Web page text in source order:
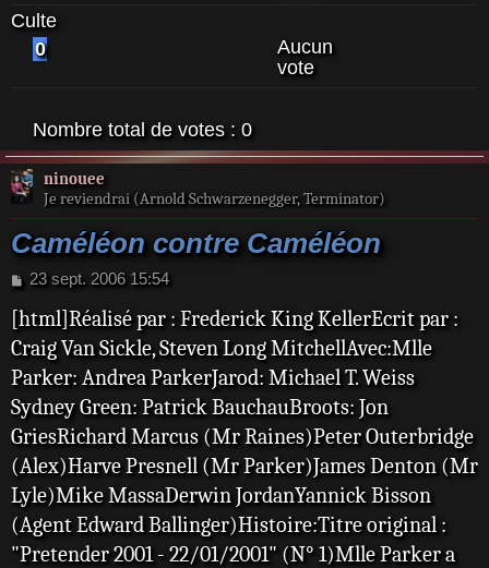
Culte
0
Aucun
vote
Nombre total de votes : 0
ninouee
Je reviendrai (Arnold Schwarzenegger, Terminator)
Caméléon contre Caméléon
M
s
a
g
23 sept. 2006 15:54
[html]Réalisé par : Frederick King KellerEcrit par :
Craig Van Sickle, Steven Long MitchellAvec:Mlle
Parker: Andrea ParkerJarod: Michael T. Weiss
Sydney Green: Patrick BauchauBroots: Jon
GriesRichard Marcus (Mr Raines)Peter Outerbridge
(Alex)Harve Presnell (Mr Parker)James Denton (Mr
Lyle)Mike MassaDerwin JordanYannick Bisson
(Agent Edward Ballinger)Histoire:Titre original :
"Pretender 2001 - 22/01/2001" (N° 1)Mlle Parker a